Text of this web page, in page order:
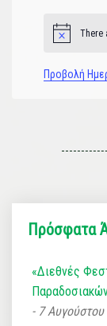
Notice There
Προβολή
Πρόσφατα
«Διεθνές
7